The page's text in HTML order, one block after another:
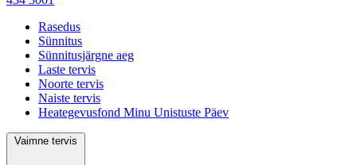
Rasedus
Sünnitus
Sünnitusjärgne aeg
Laste tervis
Noorte tervis
Naiste tervis
Heategevusfond Minu Unistuste Päev
Vaimne tervis